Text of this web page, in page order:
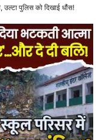
पुलिस को दिखाई धौंस!